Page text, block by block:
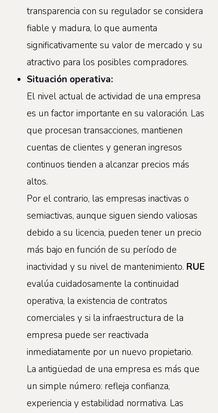
transparencia con su regulador se considera
fiable y madura, lo que aumenta
significativamente su valor de mercado y su
atractivo para los posibles compradores.
Situación operativa:
El nivel actual de actividad de una empresa
es un factor importante en su valoración. Las
que procesan transacciones, mantienen
cuentas de clientes y generan ingresos
continuos tienden a alcanzar precios más
altos.
Por el contrario, las empresas inactivas o
semiactivas, aunque siguen siendo valiosas
debido a su licencia, pueden tener un precio
más bajo en función de su período de
inactividad y su nivel de mantenimiento. RUE
evalúa cuidadosamente la continuidad
operativa, la existencia de contratos
comerciales y si la infraestructura de la
empresa puede ser reactivada
inmediatamente por un nuevo propietario.
La antigüedad de una empresa es más que
un simple número: refleja confianza,
experiencia y estabilidad normativa. Las